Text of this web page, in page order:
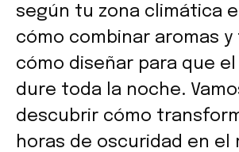
según tu zona climática
cómo combinar aromas y
cómo diseñar para que
dure toda la noche.
descubrir cómo
horas de oscuridad en el